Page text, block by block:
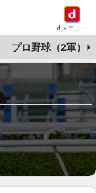
dメニュー
プロ野球（2軍）